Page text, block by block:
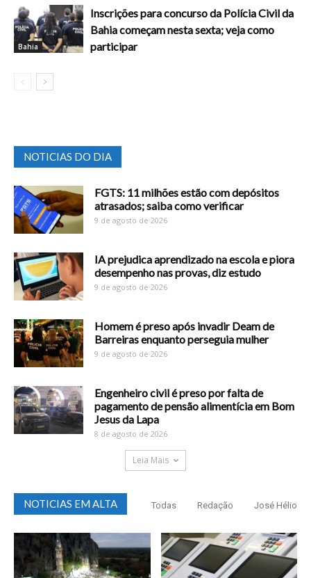
Bahia
Inscrições para concurso da Polícia Civil da
Bahia começam nesta sexta; veja como
participar
NOTICIAS DO DIA
FGTS: 11 milhões estão com depósitos
atrasados; saiba como verificar
9 de agosto de 2026
IA prejudica aprendizado na escola e piora
desempenho nas provas, diz estudo
9 de agosto de 2026
Homem é preso após invadir Deam de
Barreiras enquanto perseguia mulher
9 de agosto de 2026
Engenheiro civil é preso por falta de
pagamento de pensão alimentícia em Bom
Jesus da Lapa
8 de agosto de 2026
Leia Mais
NOTICIAS EM ALTA Todas Redação José Hélio